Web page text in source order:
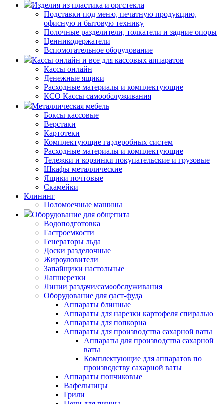
Изделия из пластика и оргстекла
Подставки под меню, печатную продукцию,
офисную и бытовую технику
Полочные разделители, толкатели и задние опоры
Ценникодержатели
Вспомогательное оборудование
Кассы онлайн и все для кассовых аппаратов
Кассы онлайн
Денежные ящики
Расходные материалы и комплектующие
КСО Кассы самообслуживания
Металлическая мебель
Боксы кассовые
Верстаки
Картотеки
Комплектующие гардеробных систем
Расходные материалы и комплектующие
Тележки и корзинки покупательские и грузовые
Шкафы металлические
Ящики почтовые
Скамейки
Клининг
Поломоечные машины
Оборудование для общепита
Водоподготовка
Гастроемкости
Генераторы льда
Доски разделочные
Жироуловители
Запайщики настольные
Лапшерезки
Линии раздачи/самообслуживания
Оборудование для фаст-фуда
Аппараты блинные
Аппараты для нарезки картофеля спиралью
Аппараты для попкорна
Аппараты для производства сахарной ваты
Аппараты для производства сахарной
ваты
Комплектующие для аппаратов по
производству сахарной ваты
Аппараты пончиковые
Вафельницы
Грили